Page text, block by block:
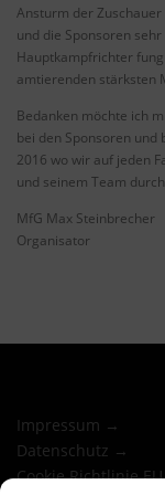
Ansturm der
und die Sponsoren
Hauptkampfrichter
amtierenden stärksten
Bedanken möchte ich
bei den Sponsoren und
2016 wo wir auf jeden
und seinem Team
MfG Max Steinbrecher
Organisator
Impressum →
Datenschutz →
Cookie Richtlinie